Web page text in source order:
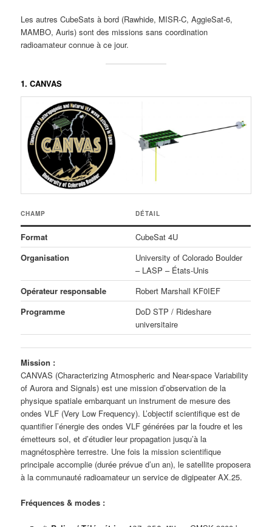
Les autres CubeSats à bord (Rawhide, MISR-C, AggieSat-6,
MAMBO, Auris) sont des missions sans coordination
radioamateur connue à ce jour.
1. CANVAS
CHAMP DÉTAIL
Format
CubeSat 4U
Organisation
University of Colorado Boulder
– LASP – États-Unis
Opérateur responsable
Robert Marshall KF0IEF
Programme
DoD STP / Rideshare
universitaire
Mission :
CANVAS (Characterizing Atmospheric and Near-space Variability
of Aurora and Signals) est une mission d’observation de la
physique spatiale embarquant un instrument de mesure des
ondes VLF (Very Low Frequency). L’objectif scientifique est de
quantifier l’énergie des ondes VLF générées par la foudre et les
émetteurs sol, et d’étudier leur propagation jusqu’à la
magnétosphère terrestre. Une fois la mission scientifique
principale accomplie (durée prévue d’un an), le satellite proposera
à la communauté radioamateur un service de digipeater AX.25.
Fréquences & modes :